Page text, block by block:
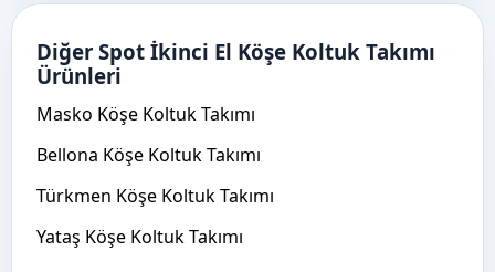
Diğer Spot İkinci El Köşe Koltuk Takımı
Ürünleri
Masko Köşe Koltuk Takımı
Bellona Köşe Koltuk Takımı
Türkmen Köşe Koltuk Takımı
Yataş Köşe Koltuk Takımı